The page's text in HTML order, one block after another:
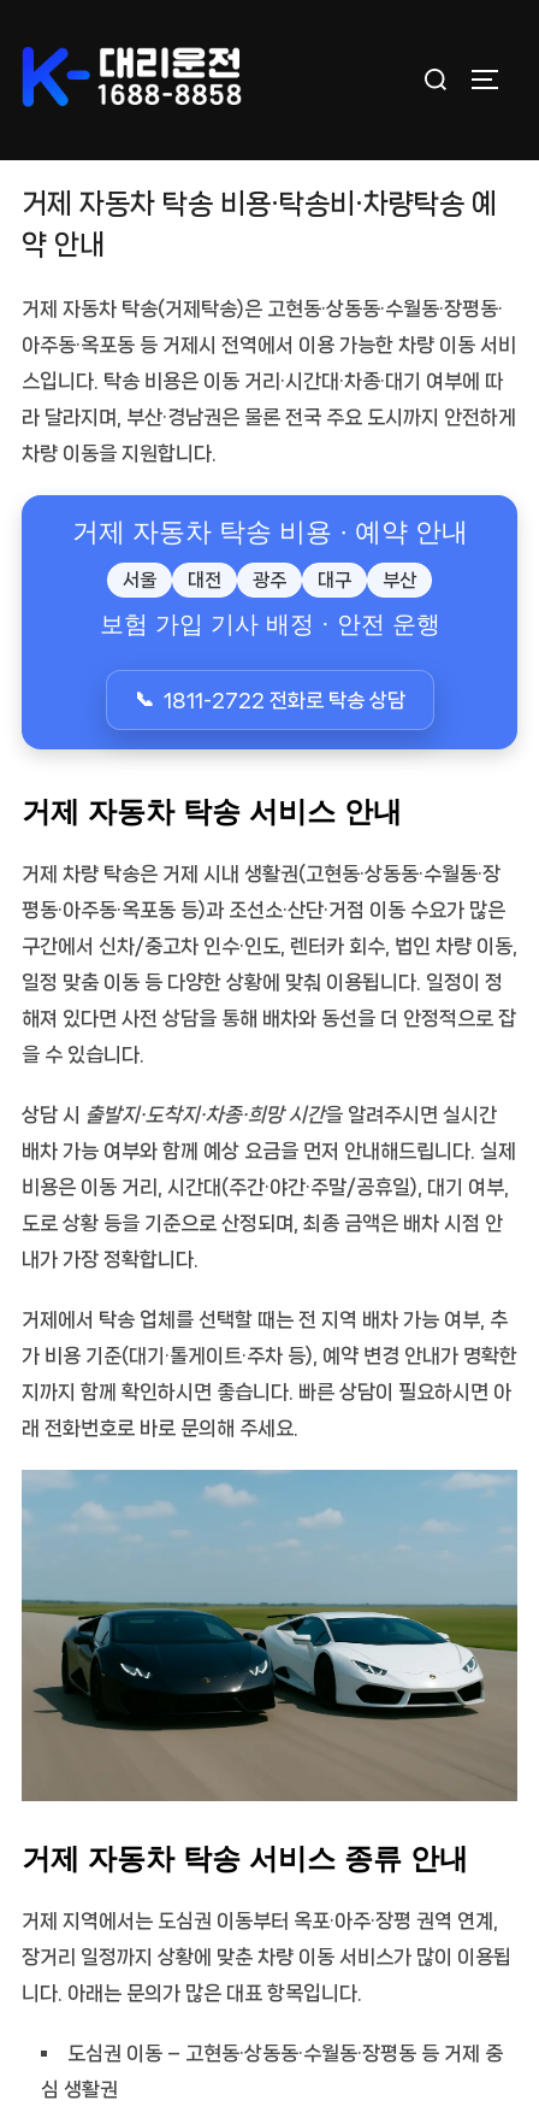
content
Search
거제 자동차 탁송 비용·탁송비·차량탁송 예
약 안내
거제 자동차 탁송(거제탁송)은 고현동·상동동·수월동·장평동·
아주동·옥포동 등 거제시 전역에서 이용 가능한 차량 이동 서비
스입니다. 탁송 비용은 이동 거리·시간대·차종·대기 여부에 따
라 달라지며, 부산·경남권은 물론 전국 주요 도시까지 안전하게
차량 이동을 지원합니다.
거제 자동차 탁송 비용 · 예약 안내
서울 대전 광주 대구 부산
보험 가입 기사 배정 · 안전 운행
1811-2722 전화로 탁송 상담
거제 자동차 탁송 서비스 안내
거제 차량 탁송은 거제 시내 생활권(고현동·상동동·수월동·장
평동·아주동·옥포동 등)과 조선소·산단·거점 이동 수요가 많은
구간에서 신차/중고차 인수·인도 렌터카 회수, 법인 차량 이동,
일정 맞춤 이동등 다양한 상황에 맞춰 이용됩니다. 일정이 정
해져 있다면 사전 상담을 통해 배차와 동선을 더 안정적으로 잡
을 수 있습니다.
상담 시 출발지·도착지·차종·희망 시간을 알려주시면 실시간
배차 가능 여부와 함께 예상 요금을 먼저 안내해드립니다. 실제
비용은 이동 거리, 시간대(주간·야간·주말/공휴일), 대기 여부,
도로 상황 등을 기준으로 산정되며, 최종 금액은 배차 시점 안
내가 가장 정확합니다.
거제에서 탁송 업체를 선택할 때는 전 지역 배차 가능 여부, 추
가 비용 기준(대기·톨게이트·주차 등) 예약 변경 안내 가 명확한
지까지 함께 확인하시면 좋습니다. 빠른 상담이 필요하시면 아
래 전화번호로 바로 문의해 주세요.
거제 자동차 탁송 서비스 종류 안내
거제 지역에서는 도심권 이동부터 옥포·아주·장평 권역 연계,
장거리 일정까지 상황에 맞춘 차량 이동 서비스가 많이 이용됩
니다. 아래는 문의가 많은 대표 항목입니다.
도심권 이동– 고현동·상동동·수월동·장평동 등 거제 중
심 생활권